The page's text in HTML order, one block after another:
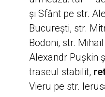
și Sfânt pe str.
București, str.
Bodoni, str.
Alexandr Pușkin
traseul stabilit,
Vieru pe str.